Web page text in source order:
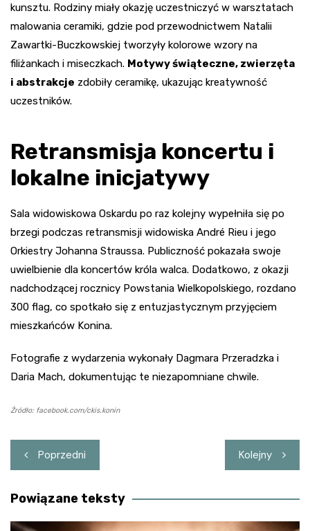
kunsztu. Rodziny miały okazję uczestniczyć w warsztatach
malowania ceramiki, gdzie pod przewodnictwem Natalii
Zawartki-Buczkowskiej tworzyły kolorowe wzory na
filiżankach i miseczkach. Motywy świąteczne, zwierzęta
i abstrakcje zdobiły ceramikę, ukazując kreatywność
uczestników.
Retransmisja koncertu i
lokalne inicjatywy
Sala widowiskowa Oskardu po raz kolejny wypełniła się po
brzegi podczas retransmisji widowiska André Rieu i jego
Orkiestry Johanna Straussa. Publiczność pokazała swoje
uwielbienie dla koncertów króla walca. Dodatkowo, z okazji
nadchodzącej rocznicy Powstania Wielkopolskiego, rozdano
300 flag, co spotkało się z entuzjastycznym przyjęciem
mieszkańców Konina.
Fotografie z wydarzenia wykonały Dagmara Przeradzka i
Daria Mach, dokumentując te niezapomniane chwile.
Źródło: facebook.com/ckis.konin
Nawigacja
wpisu
Poprzedni Kolejny
Powiązane teksty